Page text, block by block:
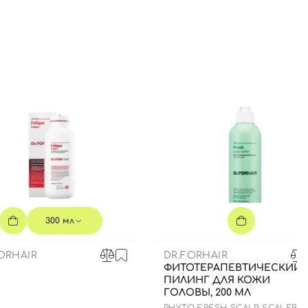
300 мл
DR.FORHAIR
ФИТОТЕРАПЕВТИЧЕСКИЙ
ПИЛИНГ ДЛЯ КОЖИ
ГОЛОВЫ, 200 МЛ